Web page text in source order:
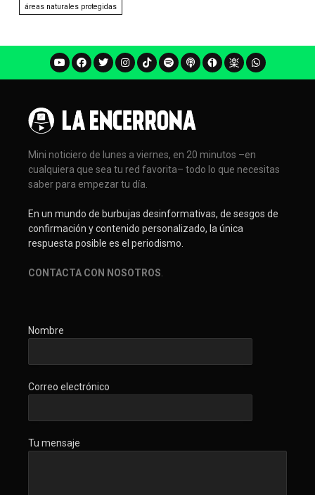
áreas naturales protegidas
Mini noticiero de lunes a viernes, en 20 minutos –en
cualquiera que sea tu red favorita– todo lo que necesitas
saber para empezar tu día.
En un mundo de burbujas desinformativas, de sesgos de
confirmación y contenido personalizado, la única
respuesta posible es el periodismo.
CONTACTA CON NOSOTROS
Nombre
Correo electrónico
Tu mensaje